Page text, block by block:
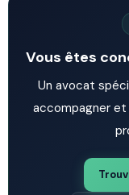
Vous êtes
Un avocat
accompagner